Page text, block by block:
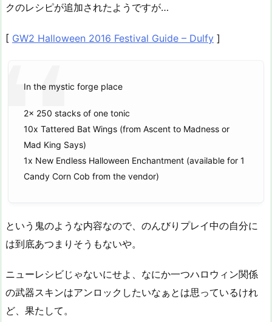
クのレシピが追加されたようですが…
[ GW2 Halloween 2016 Festival Guide – Dulfy ]
In the mystic forge place
2x 250 stacks of one tonic
10x Tattered Bat Wings (from Ascent to Madness or
Mad King Says)
1x New Endless Halloween Enchantment (available for 1
Candy Corn Cob from the vendor)
という鬼のような内容なので、のんびりプレイ中の自分に
は到底あつまりそうもないや。
ニューレシビじゃないにせよ、なにか一つハロウィン関係
の武器スキンはアンロックしたいなぁとは思っているけれ
ど、果たして。